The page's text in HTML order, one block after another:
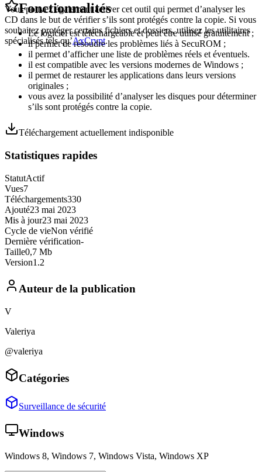
Vous pouvez également activer cet outil qui permet d’analyser les
CD dans le but de vérifier s’ils sont protégés contre la copie. Si vous
souhaitez protéger certains fichiers et dossiers, utilisez les utilitaires
spécialisés tels qu’AxCrypt.
Fonctionnalités
Le logiciel est téléchargeable et peut être utilisé gratuitement ;
il permet de résoudre les problèmes liés à SecuROM ;
il permet d’afficher une liste de problèmes réels et éventuels.
il est compatible avec les versions modernes de Windows ;
il permet de restaurer les applications dans leurs versions
originales ;
vous avez la possibilité d’analyser les disques pour déterminer
s’ils sont protégés contre la copie.
Téléchargement actuellement indisponible
Statistiques rapides
StatutActif
Vues7
Téléchargements330
Ajouté23 mai 2023
Mis à jour23 mai 2023
Cycle de vieNon vérifié
Dernière vérification-
Taille0,7 Mb
Version1.2
Auteur de la publication
V
Valeriya
@valeriya
Catégories
Surveillance de sécurité
Windows
Windows 8, Windows 7, Windows Vista, Windows XP